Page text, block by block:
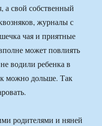
а свой собственный
журналы с
чая и приятные
может повлиять
водили ребенка в
можно дольше. Так
родителями и няней